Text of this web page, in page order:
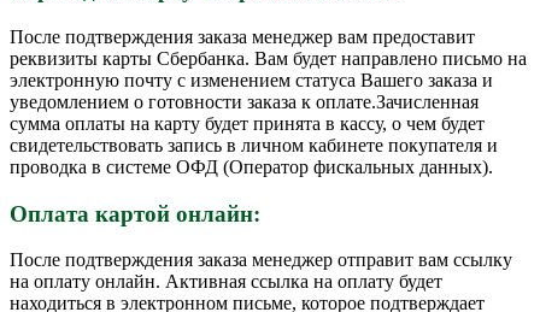
После подтверждения заказа менеджер вам предоставит
реквизиты карты Сбербанка. Вам будет направлено письмо на
электронную почту с изменением статуса Вашего заказа и
уведомлением о готовности заказа к оплате.Зачисленная
сумма оплаты на карту будет принята в кассу, о чем будет
свидетельствовать запись в личном кабинете покупателя и
проводка в системе ОФД (Оператор фискальных данных).
Оплата картой онлайн:
После подтверждения заказа менеджер отправит вам ссылку
на оплату онлайн. Активная ссылка на оплату будет
находиться в электронном письме, которое подтверждает